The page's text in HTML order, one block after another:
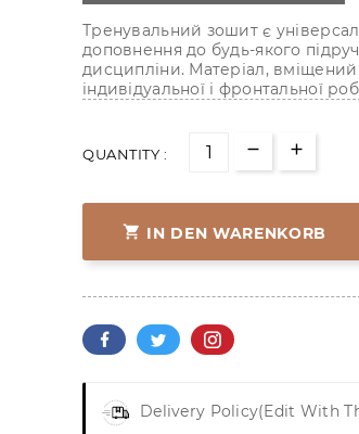
Тренувальний зошит є
доповнення до будь-якого
дисципліни. Матеріал,
індивідуальної і фронтальної
QUANTITY :
 IN DEN WARENKORB
Delivery Policy(edit With